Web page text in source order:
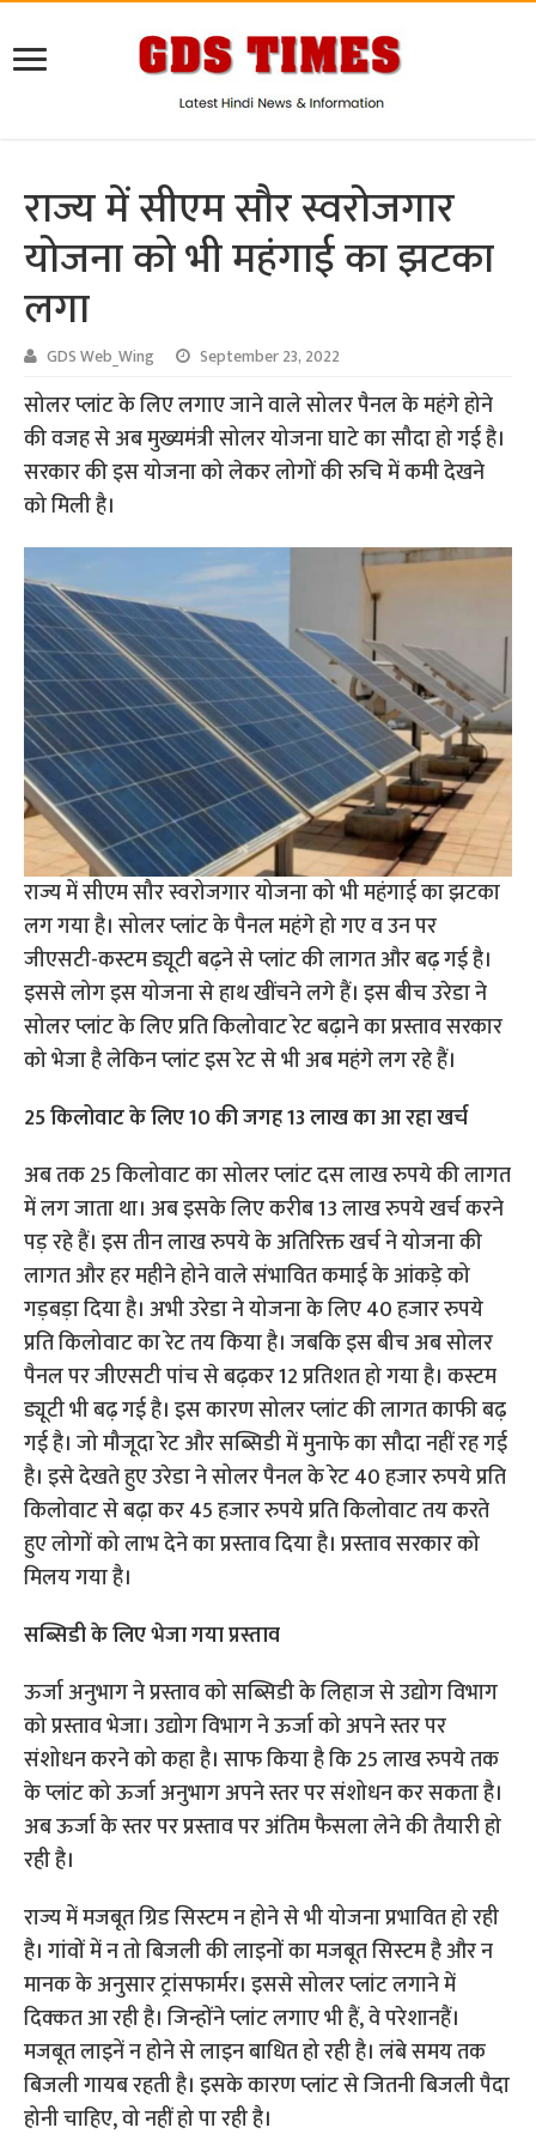
राज्य में सीएम सौर स्वरोजगार
योजना को भी महंगाई का झटका
लगा
GDS Web_Wing September 23, 2022
सोलर प्लांट के लिए लगाए जाने वाले सोलर पैनल के महंगे होने
की वजह से अब मुख्यमंत्री सोलर योजना घाटे का सौदा हो गई है।
सरकार की इस योजना को लेकर लोगों की रुचि में कमी देखने
को मिली है।
राज्य में सीएम सौर स्वरोजगार योजना को भी महंगाई का झटका
लग गया है। सोलर प्लांट के पैनल महंगे हो गए व उन पर
जीएसटी-कस्टम ड्यूटी बढ़ने से प्लांट की लागत और बढ़ गई है।
इससे लोग इस योजना से हाथ खींचने लगे हैं। इस बीच उरेडा ने
सोलर प्लांट के लिए प्रति किलोवाट रेट बढ़ाने का प्रस्ताव सरकार
को भेजा है लेकिन प्लांट इस रेट से भी अब महंगे लग रहे हैं।
25 किलोवाट के लिए 10 की जगह 13 लाख का आ रहा खर्च
अब तक 25 किलोवाट का सोलर प्लांट दस लाख रुपये की लागत
में लग जाता था। अब इसके लिए करीब 13 लाख रुपये खर्च करने
पड़ रहे हैं। इस तीन लाख रुपये के अतिरिक्त खर्च ने योजना की
लागत और हर महीने होने वाले संभावित कमाई के आंकड़े को
गड़बड़ा दिया है। अभी उरेडा ने योजना के लिए 40 हजार रुपये
प्रति किलोवाट का रेट तय किया है। जबकि इस बीच अब सोलर
पैनल पर जीएसटी पांच से बढ़कर 12 प्रतिशत हो गया है। कस्टम
ड्यूटी भी बढ़ गई है। इस कारण सोलर प्लांट की लागत काफी बढ़
गई है। जो मौजूदा रेट और सब्सिडी में मुनाफे का सौदा नहीं रह गई
है। इसे देखते हुए उरेडा ने सोलर पैनल के रेट 40 हजार रुपये प्रति
किलोवाट से बढ़ा कर 45 हजार रुपये प्रति किलोवाट तय करते
हुए लोगों को लाभ देने का प्रस्ताव दिया है। प्रस्ताव सरकार को
मिलय गया है।
सब्सिडी के लिए भेजा गया प्रस्ताव
ऊर्जा अनुभाग ने प्रस्ताव को सब्सिडी के लिहाज से उद्योग विभाग
को प्रस्ताव भेजा। उद्योग विभाग ने ऊर्जा को अपने स्तर पर
संशोधन करने को कहा है। साफ किया है कि 25 लाख रुपये तक
के प्लांट को ऊर्जा अनुभाग अपने स्तर पर संशोधन कर सकता है।
अब ऊर्जा के स्तर पर प्रस्ताव पर अंतिम फैसला लेने की तैयारी हो
रही है।
राज्य में मजबूत ग्रिड सिस्टम न होने से भी योजना प्रभावित हो रही
है। गांवों में न तो बिजली की लाइनों का मजबूत सिस्टम है और न
मानक के अनुसार ट्रांसफार्मर। इससे सोलर प्लांट लगाने में
दिक्कत आ रही है। जिन्होंने प्लांट लगाए भी हैं, वे परेशानहैं।
मजबूत लाइनें न होने से लाइन बाधित हो रही है। लंबे समय तक
बिजली गायब रहती है। इसके कारण प्लांट से जितनी बिजली पैदा
होनी चाहिए, वो नहीं हो पा रही है।